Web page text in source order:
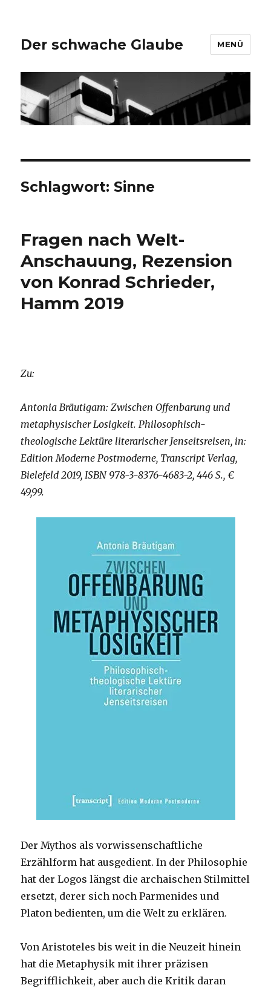
Der schwache Glaube MENÜ
Schlagwort: Sinne
Fragen nach Welt-
Anschauung, Rezension
von Konrad Schrieder,
Hamm 2019
Zu:
Antonia Bräutigam: Zwischen Offenbarung und
metaphysischer Losigkeit. Philosophisch-
theologische Lektüre literarischer Jenseitsreisen, in:
Edition Moderne Postmoderne, Transcript Verlag,
Bielefeld 2019, ISBN 978-3-8376-4683-2, 446 S., €
49,99.
Der Mythos als vorwissenschaftliche
Erzählform hat ausgedient. In der Philosophie
hat der Logos längst die archaischen Stilmittel
ersetzt, derer sich noch Parmenides und
Platon bedienten, um die Welt zu erklären.
Von Aristoteles bis weit in die Neuzeit hinein
hat die Metaphysik mit ihrer präzisen
Begrifflichkeit, aber auch die Kritik daran